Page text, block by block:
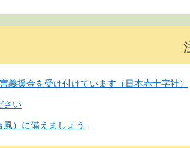
義援金を受け付けています（日本赤十字社）
さい
）に備えましょう